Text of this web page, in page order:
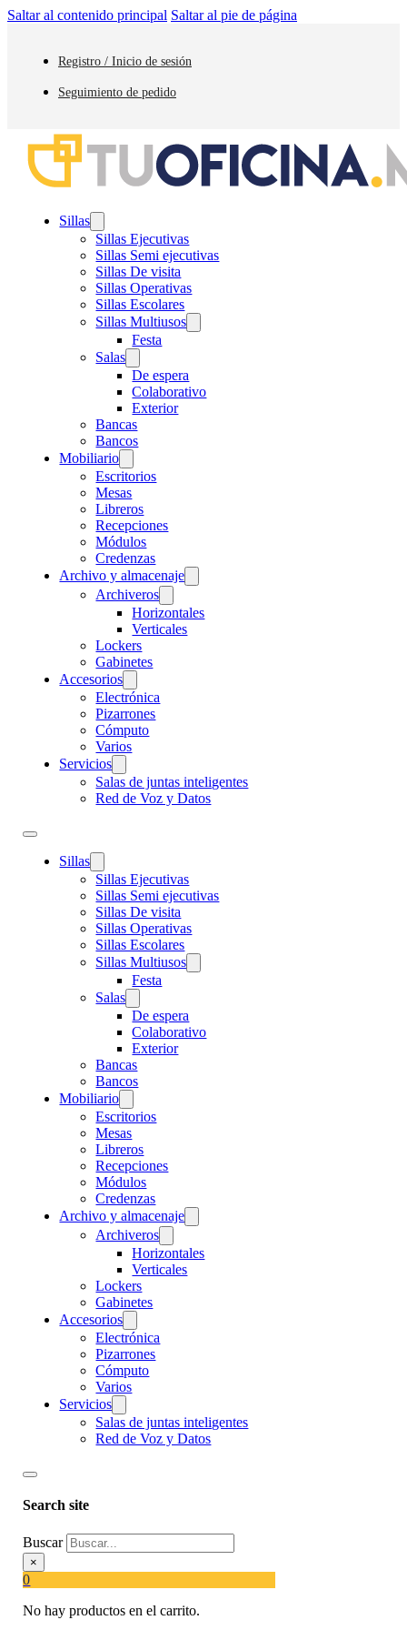
Saltar al contenido principal Saltar al pie de página
Registro / Inicio de sesión
Seguimiento de pedido
Sillas
Sillas Ejecutivas
Sillas Semi ejecutivas
Sillas De visita
Sillas Operativas
Sillas Escolares
Sillas Multiusos
Festa
Salas
De espera
Colaborativo
Exterior
Bancas
Bancos
Mobiliario
Escritorios
Mesas
Libreros
Recepciones
Módulos
Credenzas
Archivo y almacenaje
Archiveros
Horizontales
Verticales
Lockers
Gabinetes
Accesorios
Electrónica
Pizarrones
Cómputo
Varios
Servicios
Salas de juntas inteligentes
Red de Voz y Datos
Sillas
Sillas Ejecutivas
Sillas Semi ejecutivas
Sillas De visita
Sillas Operativas
Sillas Escolares
Sillas Multiusos
Festa
Salas
De espera
Colaborativo
Exterior
Bancas
Bancos
Mobiliario
Escritorios
Mesas
Libreros
Recepciones
Módulos
Credenzas
Archivo y almacenaje
Archiveros
Horizontales
Verticales
Lockers
Gabinetes
Accesorios
Electrónica
Pizarrones
Cómputo
Varios
Servicios
Salas de juntas inteligentes
Red de Voz y Datos
Search site
Buscar
×
0
No hay productos en el carrito.